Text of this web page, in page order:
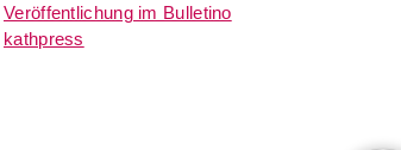
Veröffentlichung im Bulletino
kathpress